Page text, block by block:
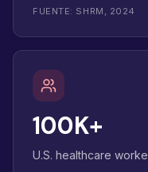
FUENTE: SHRM, 2024
100K+
U.S. healthcare